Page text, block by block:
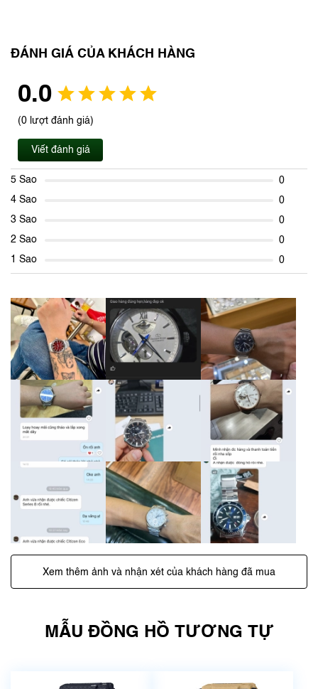
ĐÁNH GIÁ CỦA KHÁCH HÀNG
0.0
(0 lượt đánh giá)
Viết đánh giá
5 Sao
0
4 Sao
0
3 Sao
0
2 Sao
0
1 Sao
0
Xem thêm ảnh và nhận xét của khách hàng đã mua
MẪU ĐỒNG HỒ TƯƠNG TỰ